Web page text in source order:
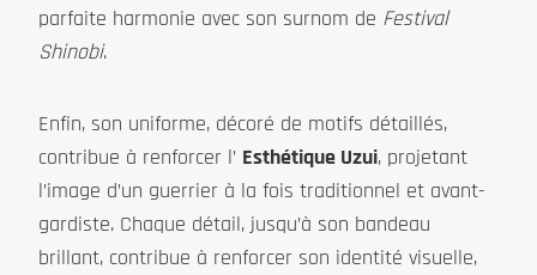
parfaite harmonie avec son surnom de Festival
Shinobi.
Enfin, son uniforme, décoré de motifs détaillés,
contribue à renforcer l’ Esthétique Uzui, projetant
l’image d’un guerrier à la fois traditionnel et avant-
gardiste. Chaque détail, jusqu’à son bandeau
brillant, contribue à renforcer son identité visuelle,